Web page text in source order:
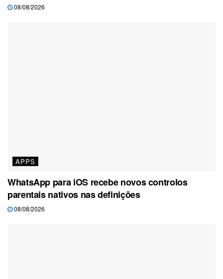
08/08/2026
APPS
WhatsApp para iOS recebe novos controlos
parentais nativos nas definições
08/08/2026